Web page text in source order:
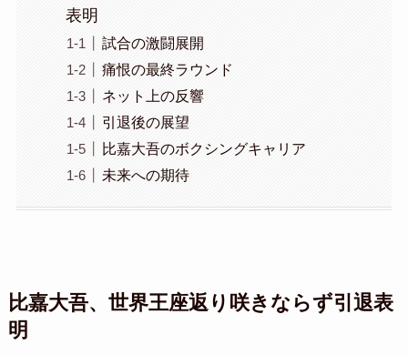
表明
試合の激闘展開
痛恨の最終ラウンド
ネット上の反響
引退後の展望
比嘉大吾のボクシングキャリア
未来への期待
比嘉大吾、世界王座返り咲きならず引退表
明